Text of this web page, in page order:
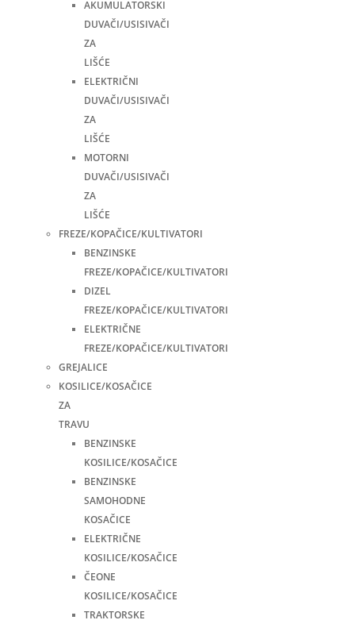
AKUMULATORSKI
DUVAČI/USISIVAČI
ZA
LIŠĆE
ELEKTRIČNI
DUVAČI/USISIVAČI
ZA
LIŠĆE
MOTORNI
DUVAČI/USISIVAČI
ZA
LIŠĆE
FREZE/KOPAČICE/KULTIVATORI
BENZINSKE
FREZE/KOPAČICE/KULTIVATORI
DIZEL
FREZE/KOPAČICE/KULTIVATORI
ELEKTRIČNE
FREZE/KOPAČICE/KULTIVATORI
GREJALICE
KOSILICE/KOSAČICE
ZA
TRAVU
BENZINSKE
KOSILICE/KOSAČICE
BENZINSKE
SAMOHODNE
KOSAČICE
ELEKTRIČNE
KOSILICE/KOSAČICE
ČEONE
KOSILICE/KOSAČICE
TRAKTORSKE